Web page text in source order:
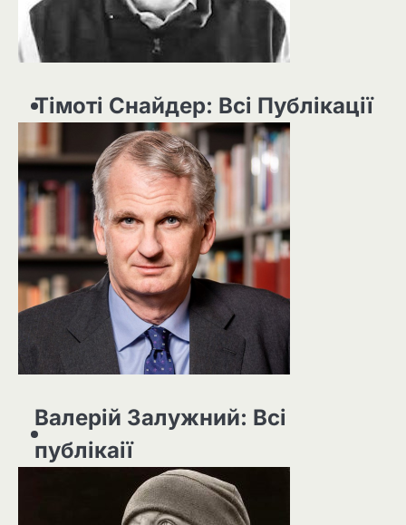
Тімоті Снайдер: Всі Публікації
Валерій Залужний: Всі
публікаії